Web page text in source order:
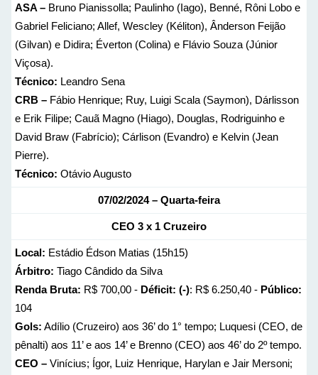
ASA – Bruno Pianissolla; Paulinho (Iago), Benné, Rôni Lobo e
Gabriel Feliciano; Allef, Wescley (Kéliton), Ânderson Feijão
(Gilvan) e Didira; Éverton (Colina) e Flávio Souza (Júnior
Viçosa).
Técnico: Leandro Sena
CRB – Fábio Henrique; Ruy, Luigi Scala (Saymon), Dárlisson
e Erik Filipe; Cauã Magno (Hiago), Douglas, Rodriguinho e
David Braw (Fabrício); Cárlison (Evandro) e Kelvin (Jean
Pierre).
Técnico: Otávio Augusto
07/02/2024 – Quarta-feira
CEO 3 x 1 Cruzeiro
Local: Estádio Édson Matias (15h15)
Árbitro: Tiago Cândido da Silva
Renda Bruta: R$ 700,00 - Déficit: (-): R$ 6.250,40 - Público:
104
Gols: Adílio (Cruzeiro) aos 36’ do 1° tempo; Luquesi (CEO, de
pênalti) aos 11’ e aos 14’ e Brenno (CEO) aos 46’ do 2º tempo.
CEO –Vinícius; Ígor, Luiz Henrique, Harylan e Jair Mersoni;